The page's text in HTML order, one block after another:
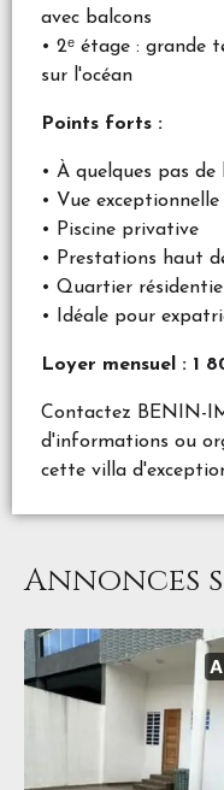
avec balcons
• 2ᵉ étage : grande
sur l'océan
Points forts :
• À quelques pas de
• Vue
• Piscine privative
• Prestations haut
• Quartier
• Idéale pour
Loyer mensuel : 1
Contactez BENIN-
d'informations ou
cette villa
Annonces